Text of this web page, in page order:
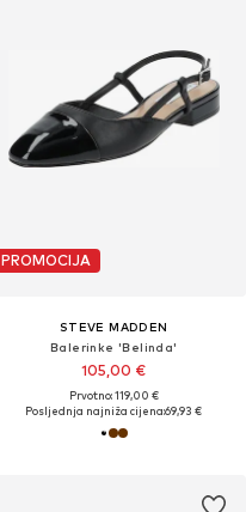
PROMOCIJA
STEVE MADDEN
Balerinke 'Belinda'
105,00 €
Prvotno: 119,00 €
Posljednja najniža cijena:69,93 €